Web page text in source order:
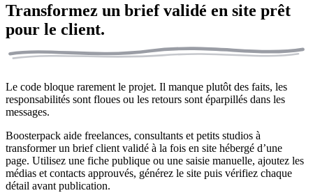
Transformez un brief validé en site prêt
pour le client.
Le code bloque rarement le projet. Il manque plutôt des faits, les
responsabilités sont floues ou les retours sont éparpillés dans les
messages.
Boosterpack aide freelances, consultants et petits studios à
transformer un brief client validé à la fois en site hébergé d’une
page. Utilisez une fiche publique ou une saisie manuelle, ajoutez les
médias et contacts approuvés, générez le site puis vérifiez chaque
détail avant publication.